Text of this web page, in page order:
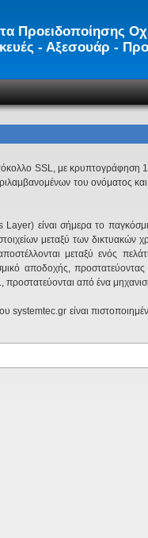
Προειδοποίησης
- Αξεσουάρ -
SSL, με κρυπτογράφηση
του ονόματος
είναι σήμερα το
μεταξύ των
μεταξύ ενός
αποδοχής,
από ένα
systemtec.gr είναι